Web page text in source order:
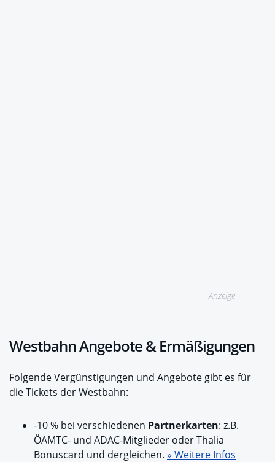
Anzeige
Westbahn Angebote & Ermäßigungen
Folgende Vergünstigungen und Angebote gibt es für
die Tickets der Westbahn:
-10 % bei verschiedenen Partnerkarten: z.B.
ÖAMTC- und ADAC-Mitglieder oder Thalia
Bonuscard und dergleichen. » Weitere Infos